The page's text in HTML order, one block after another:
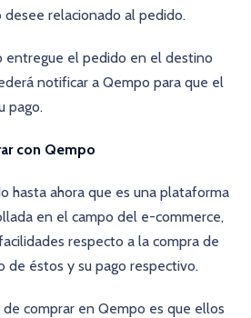
relacionado al pedido.
entregue el pedido en el destino
notificar a Qempo para que el
pago.
con Qempo
hasta ahora que es una plataforma
en el campo del e-commerce,
respecto a la compra de
de éstos y su pago respectivo.
comprar en Qempo es que ellos